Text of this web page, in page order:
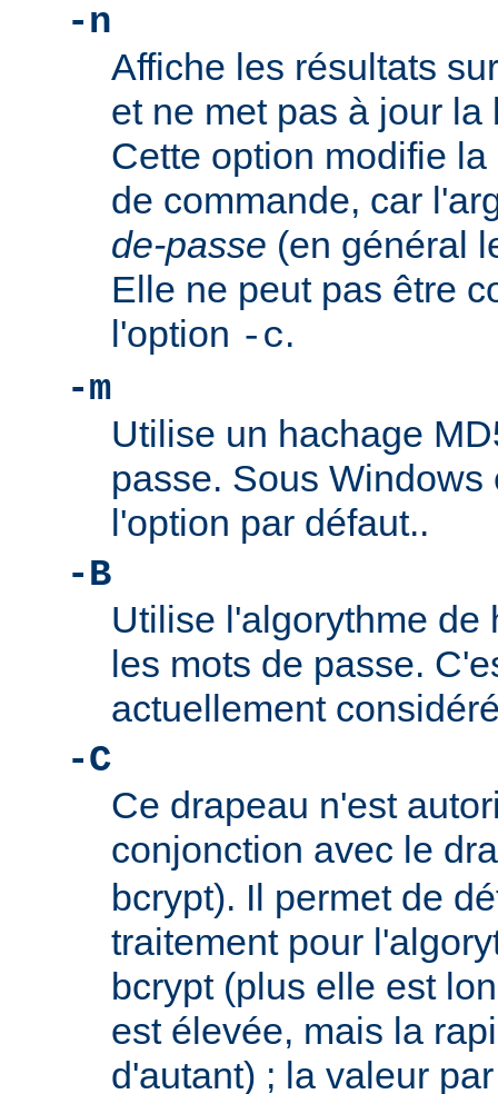
-n
Affiche les résultats
et ne met pas à jour
Cette option modifie
de commande, car
de-passe (en général
Elle ne peut pas être
l'option -c.
-m
Utilise un hachage
passe. Sous Windows
l'option par défaut..
-B
Utilise l'algorythme de
les mots de passe.
actuellement
-C
Ce drapeau n'est
conjonction avec le
bcrypt). Il permet de
traitement pour
bcrypt (plus elle est
est élevée, mais la
d'autant) ; la valeur